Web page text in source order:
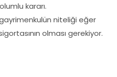
kararı.
gayrimenkulün niteliği eğer
olması gerekiyor.